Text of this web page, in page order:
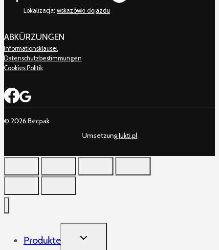
Lokalizacja: wskazówki dojazdu
ABKÜRZUNGEN
Informationsklausel
Datenschutzbestimmungen
Cookies Politik
© 2026 Becpak
UmsetzungJukti.pl
Produkte TOGGLE
CHILD